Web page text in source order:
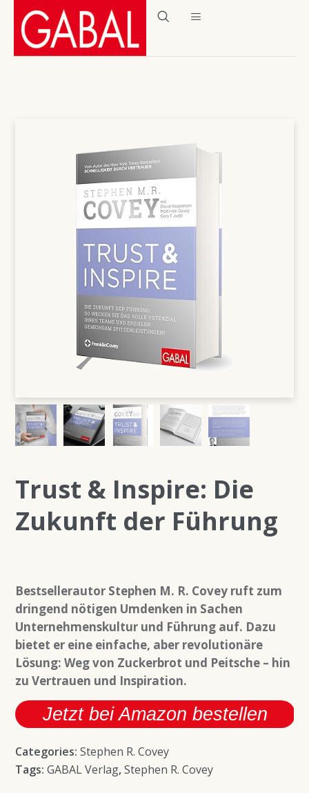
Trust & Inspire: Die
Zukunft der Führung
Bestsellerautor Stephen M. R. Covey ruft zum
dringend nötigen Umdenken in Sachen
Unternehmenskultur und Führung auf. Dazu
bietet er eine einfache, aber revolutionäre
Lösung: Weg von Zuckerbrot und Peitsche – hin
zu Vertrauen und Inspiration.
Jetzt bei Amazon bestellen
Categories:Stephen R. Covey
Tags:GABAL Verlag,Stephen R. Covey